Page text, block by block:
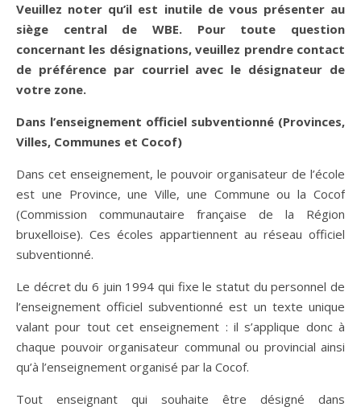
Veuillez noter qu’il est inutile de vous présenter au
siège central de WBE. Pour toute question
concernant les désignations, veuillez prendre contact
de préférence par courriel avec le désignateur de
votre zone.
Dans l’enseignement officiel subventionné (Provinces,
Villes, Communes et Cocof)
Dans cet enseignement, le pouvoir organisateur de l’école
est une Province, une Ville, une Commune ou la Cocof
(Commission communautaire française de la Région
bruxelloise). Ces écoles appartiennent au réseau officiel
subventionné.
Le décret du 6 juin 1994 qui fixe le statut du personnel de
l’enseignement officiel subventionné est un texte unique
valant pour tout cet enseignement : il s’applique donc à
chaque pouvoir organisateur communal ou provincial ainsi
qu’à l’enseignement organisé par la Cocof.
Tout enseignant qui souhaite être désigné dans